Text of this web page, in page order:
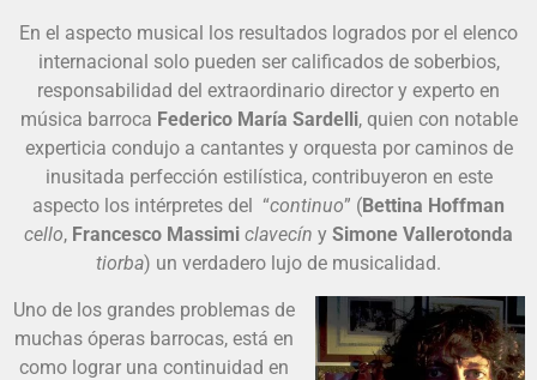
En el aspecto musical los resultados logrados por el elenco
internacional solo pueden ser calificados de soberbios,
responsabilidad del extraordinario director y experto en
música barroca Federico María Sardelli, quien con notable
experticia condujo a cantantes y orquesta por caminos de
inusitada perfección estilística, contribuyeron en este
aspecto los intérpretes del “continuo” (Bettina Hoffman
cello, Francesco Massimi clavecín y Simone Vallerotonda
tiorba) un verdadero lujo de musicalidad.
Uno de los grandes problemas de
muchas óperas barrocas, está en
como lograr una continuidad en